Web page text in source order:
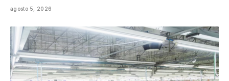
agosto 5, 2026